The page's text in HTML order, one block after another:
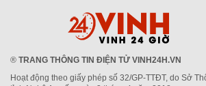
® TRANG THÔNG TIN ĐIỆN TỬ VINH24H.VN
Hoạt động theo giấy phép số 32/GP-TTĐT, do Sở